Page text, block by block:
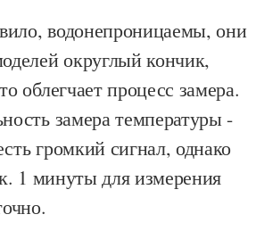
водонепроницаемы, они
округлый кончик,
облегчает процесс замера.
замера температуры -
громкий сигнал, однако
1 минуты для измерения